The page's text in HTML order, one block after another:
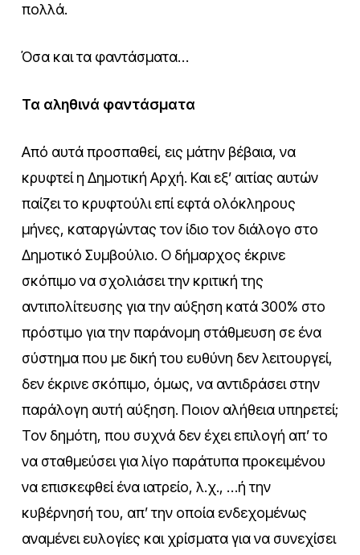
πολλά.
Όσα και τα φαντάσματα…
Τα αληθινά φαντάσματα
Από αυτά προσπαθεί, εις μάτην βέβαια, να
κρυφτεί η Δημοτική Αρχή. Και εξ’ αιτίας αυτών
παίζει το κρυφτούλι επί εφτά ολόκληρους
μήνες, καταργώντας τον ίδιο τον διάλογο στο
Δημοτικό Συμβούλιο. Ο δήμαρχος έκρινε
σκόπιμο να σχολιάσει την κριτική της
αντιπολίτευσης για την αύξηση κατά 300% στο
πρόστιμο για την παράνομη στάθμευση σε ένα
σύστημα που με δική του ευθύνη δεν λειτουργεί,
δεν έκρινε σκόπιμο, όμως, να αντιδράσει στην
παράλογη αυτή αύξηση. Ποιον αλήθεια υπηρετεί;
Τον δημότη, που συχνά δεν έχει επιλογή απ’ το
να σταθμεύσει για λίγο παράτυπα προκειμένου
να επισκεφθεί ένα ιατρείο, λ.χ., …ή την
κυβέρνησή του, απ’ την οποία ενδεχομένως
αναμένει ευλογίες και χρίσματα για να συνεχίσει